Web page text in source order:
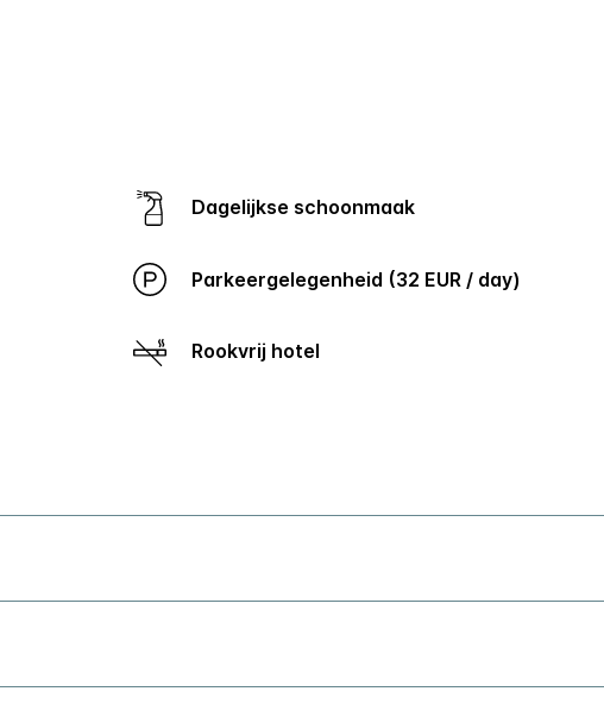
Dagelijkse schoonmaak
Parkeergelegenheid (32 EUR / day)
Rookvrij hotel